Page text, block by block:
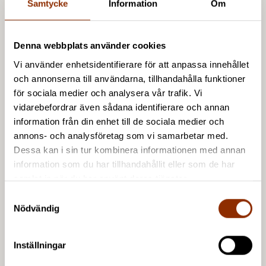
Samtycke Information Om
Denna webbplats använder cookies
Vi använder enhetsidentifierare för att anpassa innehållet
och annonserna till användarna, tillhandahålla funktioner
för sociala medier och analysera vår trafik. Vi
vidarebefordrar även sådana identifierare och annan
information från din enhet till de sociala medier och
annons- och analysföretag som vi samarbetar med.
Dessa kan i sin tur kombinera informationen med annan
information som du har tillhandahållit eller som de har
samlat in när du har använt deras tjänster.
Nödvändig
Inställningar
kunskap om hur kulturpolitik i de nordiska länderna
Cultural policy in the Nordic welfare states: aims
and functions of public funding for culture finns
att läsa här.
Antologin är skriven på engelska och den är gjord på
uppdrag av Nordiska ministerrådet.
Läs pressmeddelandet från Myndigheten för
Bild: rapportens pärm